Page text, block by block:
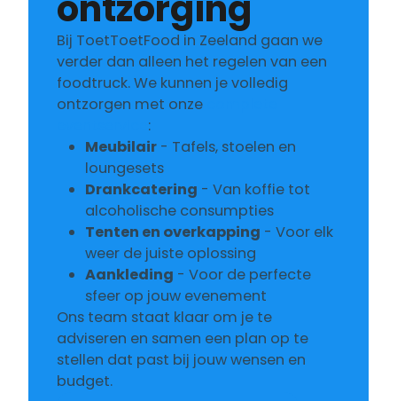
Bij ToetToetFood in Zeeland gaan we
verder dan alleen het regelen van een
foodtruck. We kunnen je volledig
ontzorgen met onze
:
Meubilair - Tafels, stoelen en
loungesets
Drankcatering - Van koffie tot
alcoholische consumpties
Tenten en overkapping - Voor elk
weer de juiste oplossing
Aankleding - Voor de perfecte
sfeer op jouw evenement
Ons team staat klaar om je te
adviseren en samen een plan op te
stellen dat past bij jouw wensen en
budget.